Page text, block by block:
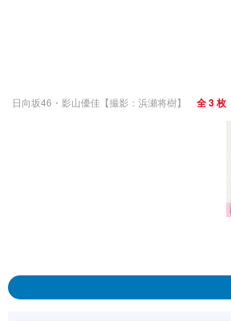
日向坂46・影山優佳【撮影：浜瀬将樹】 全 3 枚